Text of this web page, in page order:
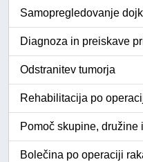
Samopregledovanje
Diagnoza in preiskave
Odstranitev tumorja
Rehabilitacija po
Pomoč skupine, družine
Bolečina po operaciji